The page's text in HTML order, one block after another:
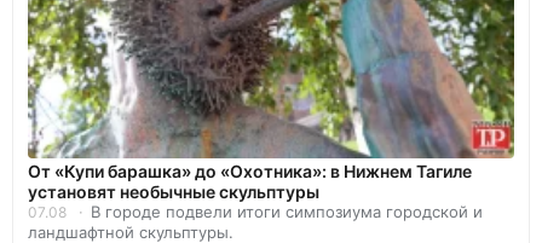
От «Купи барашка» до «Охотника»: в Нижнем Тагиле
установят необычные скульптуры
07.08
В городе подвели итоги симпозиума городской и
ландшафтной скульптуры.